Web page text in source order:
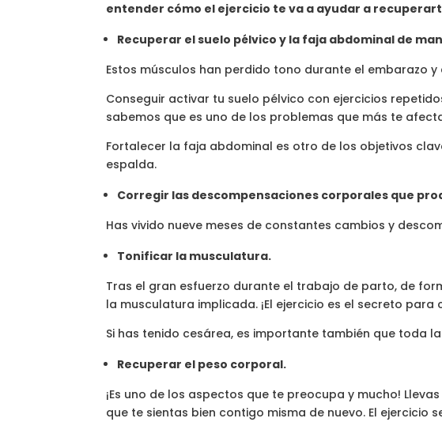
entender cómo el ejercicio te va a ayudar a
Recuperar el suelo pélvico y la faja abdominal de
Estos músculos han perdido tono durante el embarazo
Conseguir activar tu suelo pélvico con ejercicios
sabemos que es uno de los problemas que más te
Fortalecer la faja abdominal es otro de los objetivos
espalda.
Corregir las descompensaciones corporales que
Has vivido nueve meses de constantes cambios y
Tonificar la musculatura.
Tras el gran esfuerzo durante el trabajo de parto, de
la musculatura implicada. ¡El ejercicio es el secreto para
Si has tenido cesárea, es importante también que toda
Recuperar el peso corporal.
¡Es uno de los aspectos que te preocupa y mucho!
que te sientas bien contigo misma de nuevo. El ejercicio